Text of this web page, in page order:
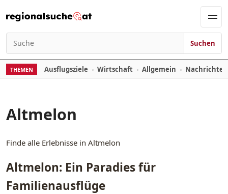
Suchen nach:
Suchen
THEMEN Ausflugsziele Wirtschaft Allgemein
Altmelon
Finde alle Erlebnisse in Altmelon
Altmelon: Ein Paradies für
Familienausflüge